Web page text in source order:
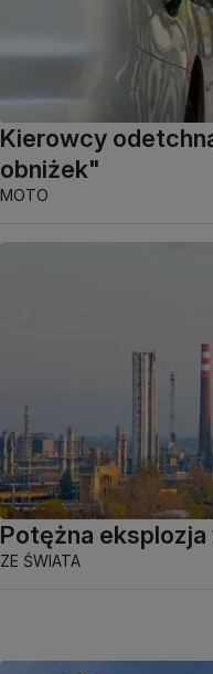
Kierowcy
obniżek"
MOTO
Potężna
ZE ŚWIATA